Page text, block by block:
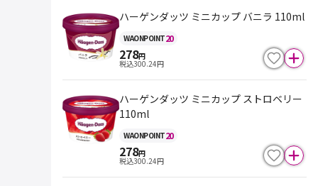
ハーゲンダッツ ミニカップ バニラ 110ml
WAONPOINT20
278円
税込300.24円
ハーゲンダッツ ミニカップ ストロベリー
110ml
WAONPOINT20
278円
税込300.24円